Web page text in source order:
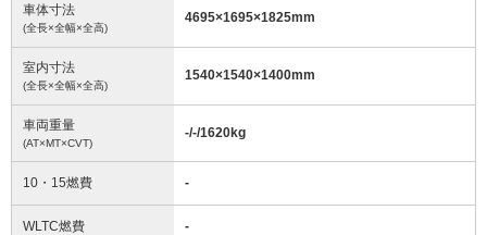
車体寸法
(全長×全幅×全高)
4695×1695×1825mm
室内寸法
(全長×全幅×全高)
1540×1540×1400mm
車両重量
(AT×MT×CVT)
-/-/1620kg
10・15燃費 -
WLTC燃費 -